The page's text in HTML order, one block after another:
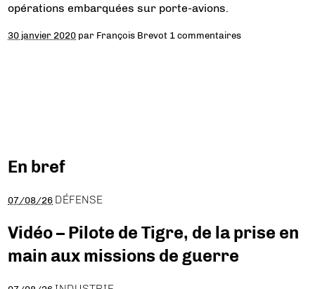
opérations embarquées sur porte-avions.
30 janvier 2020 par François Brevot 1 commentaires
En bref
07/08/26 DÉFENSE
Vidéo – Pilote de Tigre, de la prise en
main aux missions de guerre